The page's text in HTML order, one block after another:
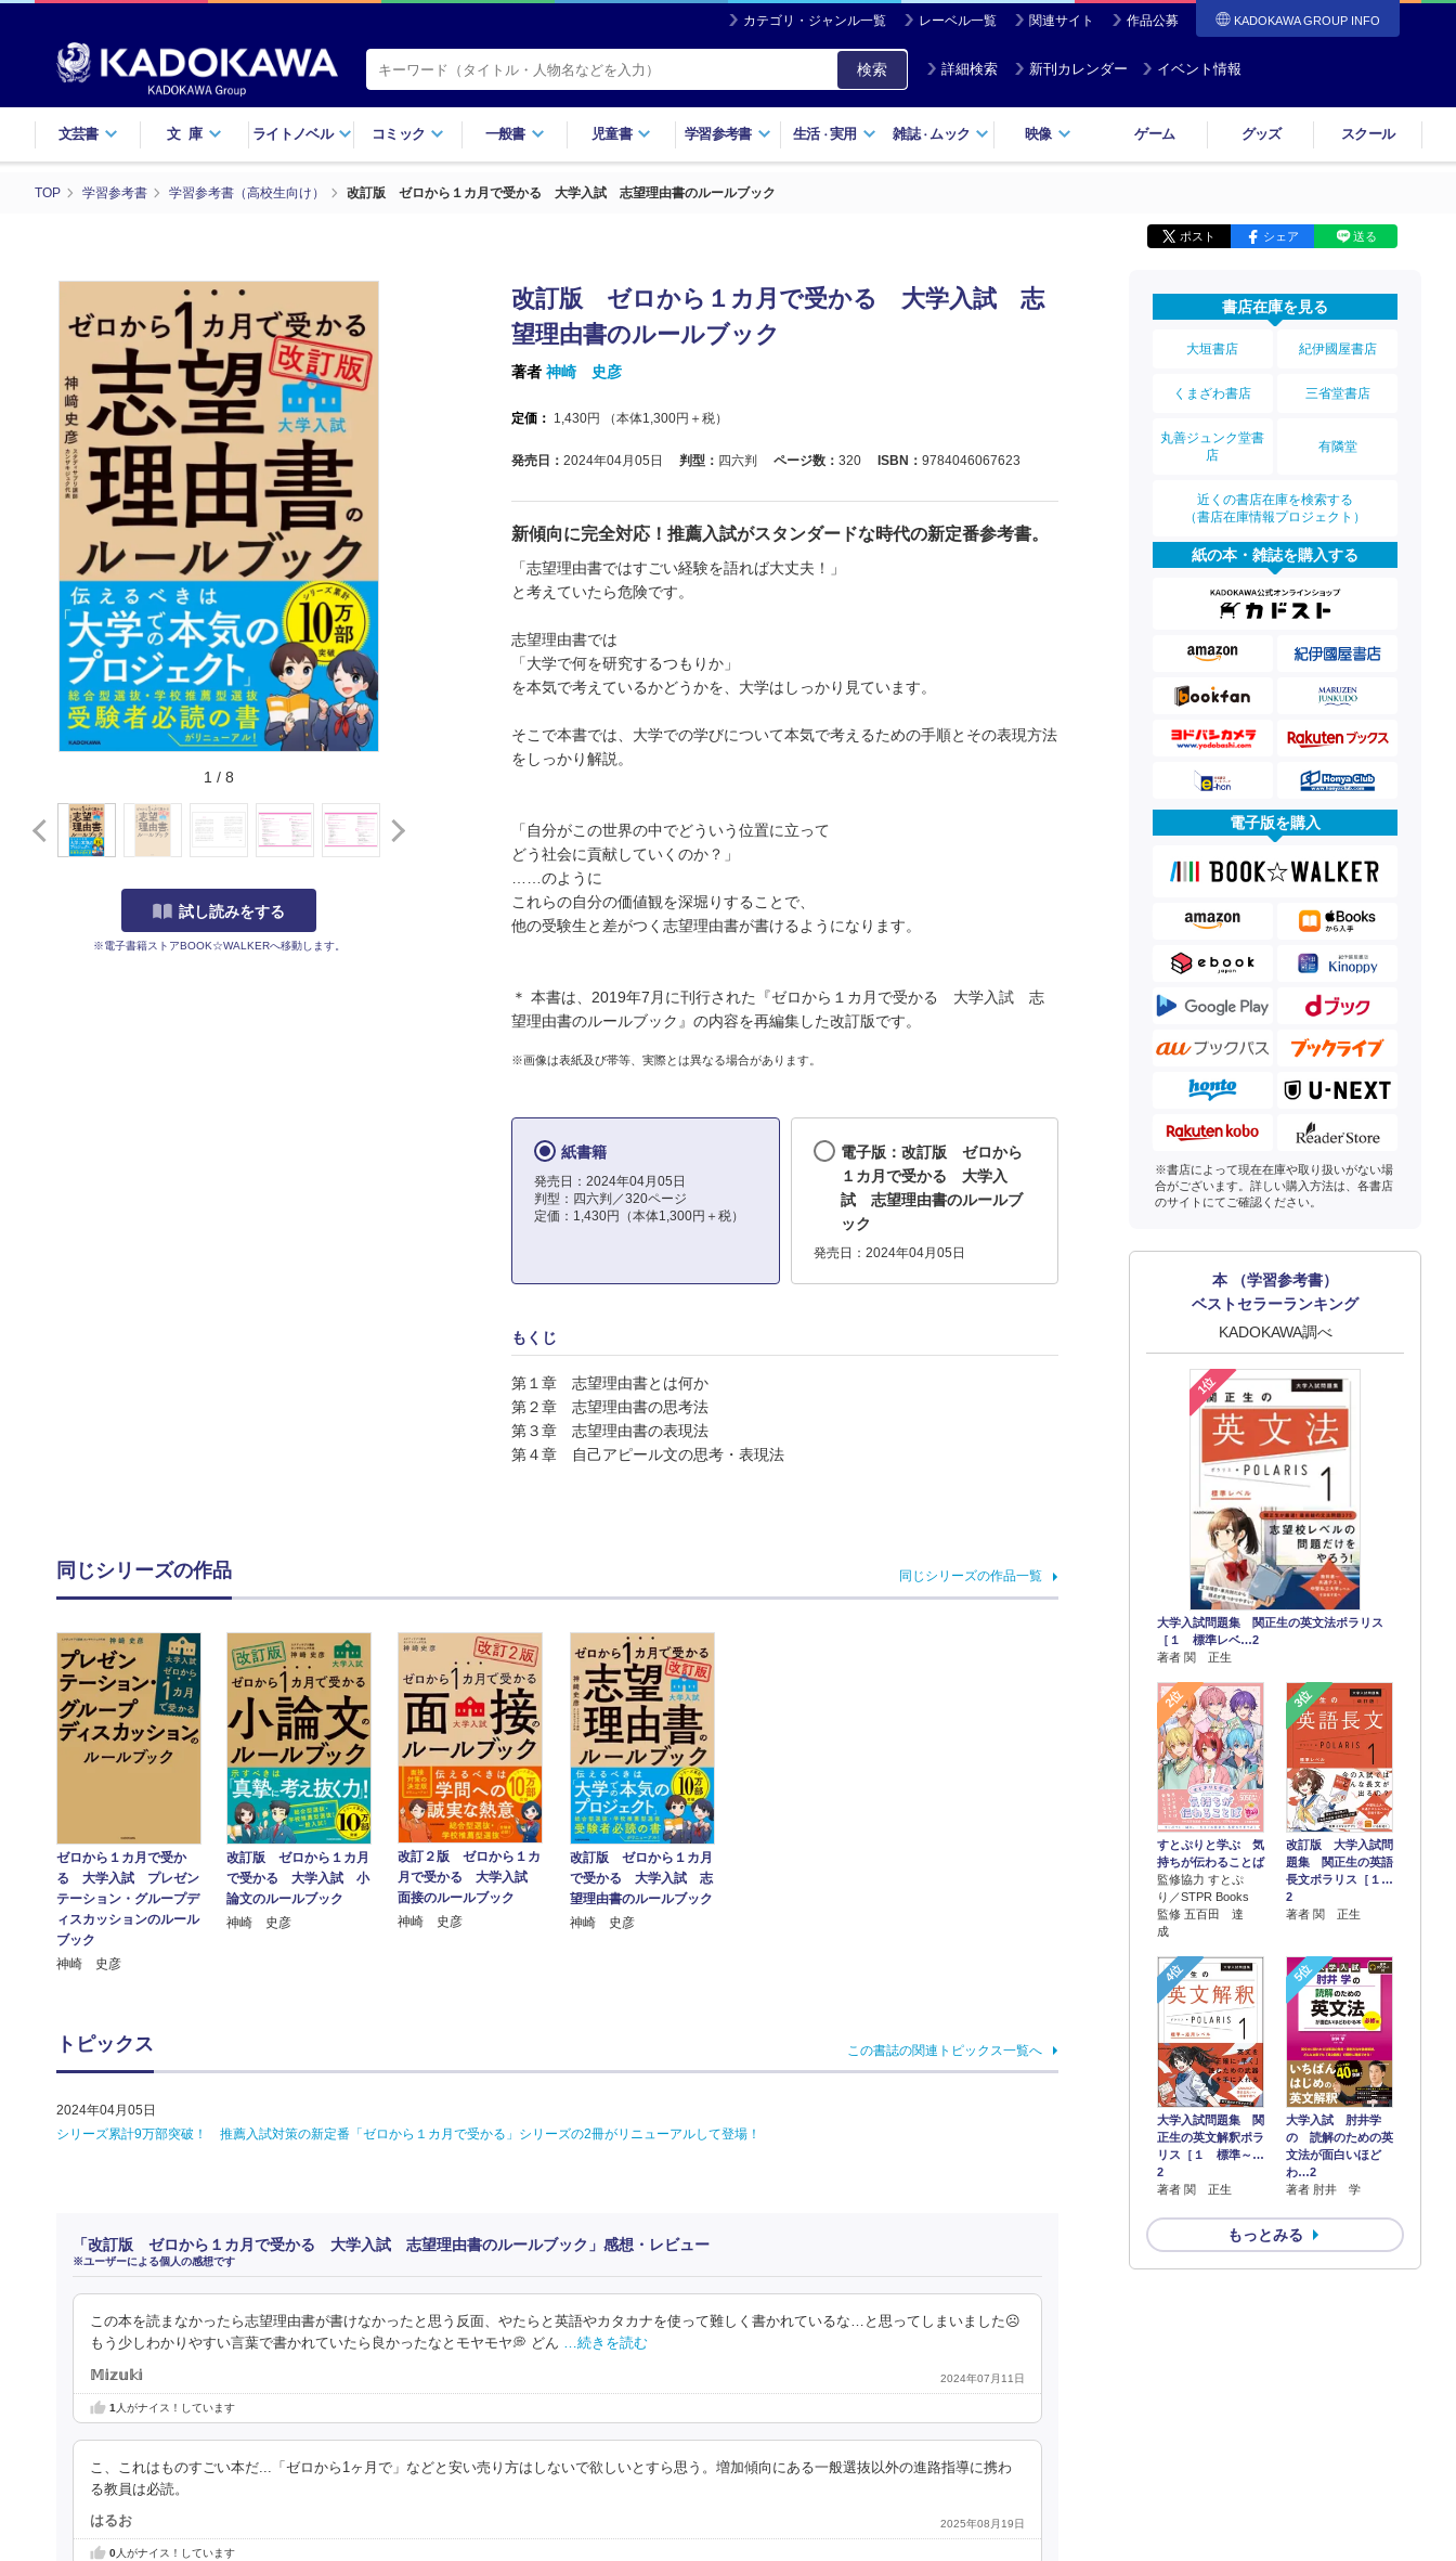
カテゴリ・ジャンル一覧 レーベル一覧 関連サイト 作品公募 KADOKAWA GROUP INFO
検索 詳細検索 新刊カレンダー イベント情報
文芸書 文庫 ライトノベル コミック 一般書 児童書 学習参考書 生活・実用 雑誌・ ムック 映像 ゲーム グッズ スクール
TOP 学習参考書 学習参考書（高校生向け） 改訂版 ゼロから１カ月で受かる 大学入試 志望理由書のルールブック
ポスト シェア 送る
1 / 8
試し読みをする
※電子書籍ストアBOOK☆WALKERへ移動します。
改訂版 ゼロから１カ月で受かる 大学入試 志
望理由書のルールブック
著者 神崎 史彦
定価： 1,430円 （本体1,300円＋税）
発売日： 2024年04月05日 判型： 四六判 ページ数： 320 ISBN： 9784046067623
新傾向に完全対応！推薦入試がスタンダードな時代の新定番参考書。
「志望理由書ではすごい経験を語れば大丈夫！」
と考えていたら危険です。
志望理由書では
「大学で何を研究するつもりか」
を本気で考えているかどうかを、大学はしっかり見ています。
そこで本書では、大学での学びについて本気で考えるための手順とその表現方法
をしっかり解説。
「自分がこの世界の中でどういう位置に立って
どう社会に貢献していくのか？」
……のように
これらの自分の価値観を深堀りすることで、
他の受験生と差がつく志望理由書が書けるようになります。
＊ 本書は、2019年7月に刊行された『ゼロから１カ月で受かる 大学入試 志
望理由書のルールブック』の内容を再編集した改訂版です。
※画像は表紙及び帯等、実際とは異なる場合があります。
紙書籍
発売日：2024年04月05日
判型：四六判／320ページ
定価：1,430円（本体1,300円＋税）
電子版：改訂版 ゼロから
１カ月で受かる 大学入
試 志望理由書のルールブ
ック
発売日：2024年04月05日
もくじ
第１章 志望理由書とは何か
第２章 志望理由書の思考法
第３章 志望理由書の表現法
第４章 自己アピール文の思考・表現法
同じシリーズの作品 同じシリーズの作品一覧
ゼロから１カ月で受か
る 大学入試 プレゼン
テーション・グループデ
ィスカッションのルール
ブック
神崎 史彦
改訂版 ゼロから１カ月
で受かる 大学入試 小
論文のルールブック
神崎 史彦
改訂２版 ゼロから１カ
月で受かる 大学入試
面接のルールブック
神崎 史彦
改訂版 ゼロから１カ月
で受かる 大学入試 志
望理由書のルールブック
神崎 史彦
トピックス この書誌の関連トピックス一覧へ
2024年04月05日
シリーズ累計9万部突破！ 推薦入試対策の新定番「ゼロから１カ月で受かる」シリーズの2冊がリニューアルして登場！
「改訂版 ゼロから１カ月で受かる 大学入試 志望理由書のルールブック」感想・レビュー
※ユーザーによる個人の感想です
この本を読まなかったら志望理由書が書けなかったと思う反面、やたらと英語やカタカナを使って難しく書かれているな…と思ってしまいました☹️
もう少しわかりやすい言葉で書かれていたら良かったなとモヤモヤ💭 どん …続きを読む
𝕄𝕚𝕫𝕦𝕜𝕚 2024年07月11日
1 人がナイス！しています
こ、これはものすごい本だ...「ゼロから1ヶ月で」などと安い売り方はしないで欲しいとすら思う。増加傾向にある一般選抜以外の進路指導に携わ
る教員は必読。
はるお 2025年08月19日
0人がナイス！しています
書店在庫を見る
大垣書店 紀伊國屋書店
くまざわ書店 三省堂書店
丸善ジュンク堂書
店
有隣堂
近くの書店在庫を検索する
（書店在庫情報プロジェクト）
紙の本・雑誌を購入する
電子版を購入
※書店によって現在在庫や取り扱いがない場
合がございます。詳しい購入方法は、各書店
のサイトにてご確認ください。
本 （学習参考書）
ベストセラーランキング
KADOKAWA調べ
1位
大学入試問題集 関正生の英文法ポラリス
［１ 標準レベ…2
著者 関 正生
2位
すとぷりと学ぶ 気
持ちが伝わることば
監修協力 すとぷ
り／STPR Books
監修 五百田 達
成
3位
改訂版 大学入試問
題集 関正生の英語
長文ポラリス［１…
2
著者 関 正生
4位
大学入試問題集 関
正生の英文解釈ポラ
リス［１ 標準～…
2
著者 関 正生
5位
大学入試 肘井学
の 読解のための英
文法が面白いほど
わ…2
著者 肘井 学
もっとみる